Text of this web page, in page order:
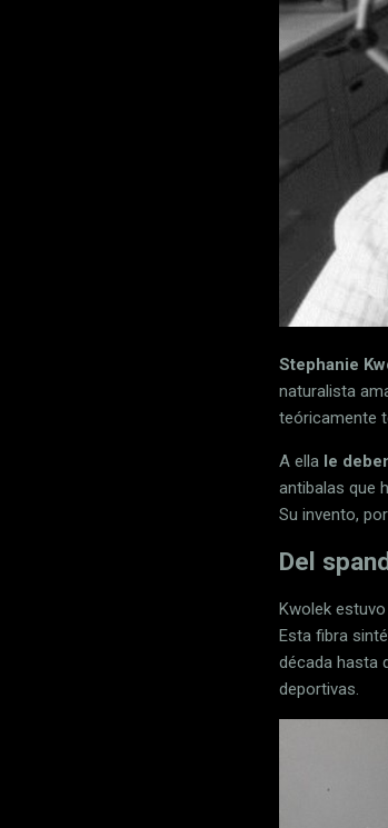
Stephanie
naturalista
teóricamente
A ella le
antibalas que
Su invento,
Del
Kwolek estuvo
Esta fibra
década hasta
deportivas.